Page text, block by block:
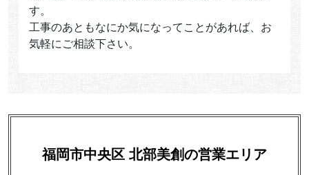
す。
工事のあともなにか気になってことがあれば、お
気軽にご相談下さい。
福岡市中央区 北部美創の営業エリア